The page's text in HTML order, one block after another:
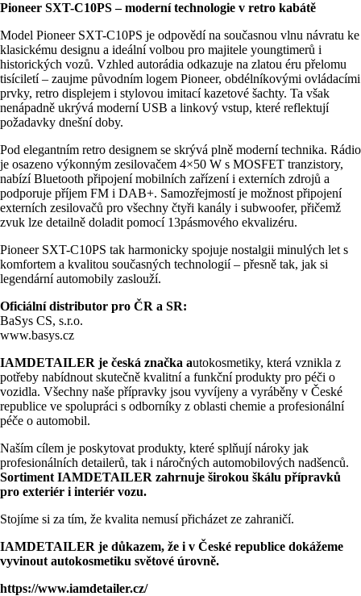
Pioneer SXT-C10PS – moderní technologie v retro kabátě
Model Pioneer SXT-C10PS je odpovědí na současnou vlnu návratu ke
klasickému designu a ideální volbou pro majitele youngtimerů i
historických vozů. Vzhled autorádia odkazuje na zlatou éru přelomu
tisíciletí – zaujme původním logem Pioneer, obdélníkovými ovládacími
prvky, retro displejem i stylovou imitací kazetové šachty. Ta však
nenápadně ukrývá moderní USB a linkový vstup, které reflektují
požadavky dnešní doby.
Pod elegantním retro designem se skrývá plně moderní technika. Rádio
je osazeno výkonným zesilovačem 4×50 W s MOSFET tranzistory,
nabízí Bluetooth připojení mobilních zařízení i externích zdrojů a
podporuje příjem FM i DAB+. Samozřejmostí je možnost připojení
externích zesilovačů pro všechny čtyři kanály i subwoofer, přičemž
zvuk lze detailně doladit pomocí 13pásmového ekvalizéru.
Pioneer SXT-C10PS tak harmonicky spojuje nostalgii minulých let s
komfortem a kvalitou současných technologií – přesně tak, jak si
legendární automobily zaslouží.
Oficiální distributor pro ČR a SR:
BaSys CS, s.r.o.
www.basys.cz
IAMDETAILER je česká značka autokosmetiky, která vznikla z
potřeby nabídnout skutečně kvalitní a funkční produkty pro péči o
vozidla. Všechny naše přípravky jsou vyvíjeny a vyráběny v České
republice ve spolupráci s odborníky z oblasti chemie a profesionální
péče o automobil.
Naším cílem je poskytovat produkty, které splňují nároky jak
profesionálních detailerů, tak i náročných automobilových nadšenců.
Sortiment IAMDETAILER zahrnuje širokou škálu přípravků
pro exteriér i interiér vozu.
Stojíme si za tím, že kvalita nemusí přicházet ze zahraničí.
IAMDETAILER je důkazem, že i v České republice dokážeme
vyvinout autokosmetiku světové úrovně.
https://www.iamdetailer.cz/